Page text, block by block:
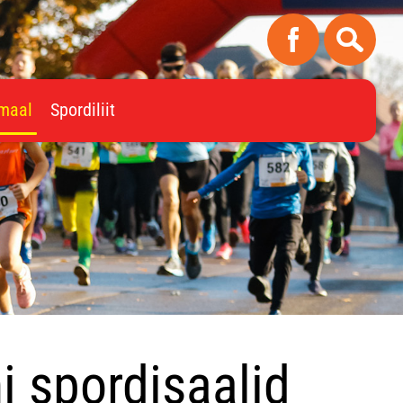
Spordiliit
spordisaalid